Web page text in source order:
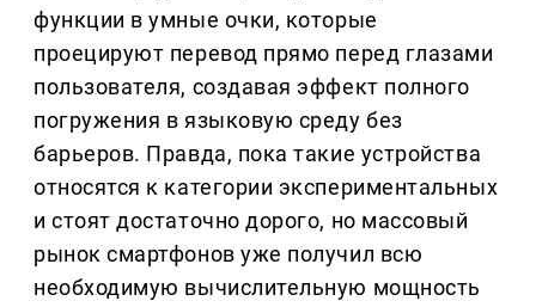
функции в умные очки, которые
проецируют перевод прямо перед глазами
пользователя, создавая эффект полного
погружения в языковую среду без
барьеров. Правда, пока такие устройства
относятся к категории экспериментальных
и стоят достаточно дорого, но массовый
рынок смартфонов уже получил всю
необходимую вычислительную мощность